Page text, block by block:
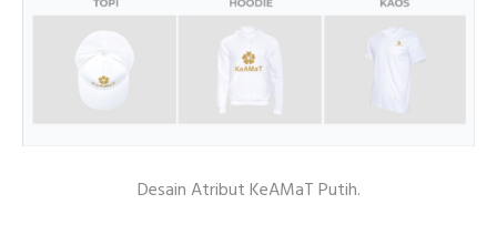
Desain Atribut KeAMaT Putih.